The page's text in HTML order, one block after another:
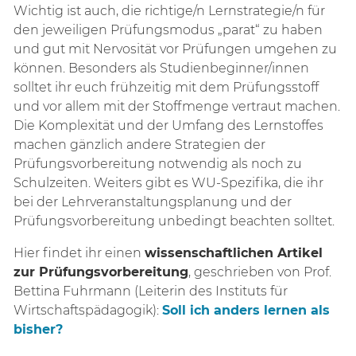
Wichtig ist auch, die richtige/n Lernstrategie/n für
den jeweiligen Prüfungsmodus „parat“ zu haben
und gut mit Nervosität vor Prüfungen umgehen zu
können. Besonders als Studienbeginner/innen
solltet ihr euch frühzeitig mit dem Prüfungsstoff
und vor allem mit der Stoffmenge vertraut machen.
Die Komplexität und der Umfang des Lernstoffes
machen gänzlich andere Strategien der
Prüfungsvorbereitung notwendig als noch zu
Schulzeiten. Weiters gibt es WU-Spezifika, die ihr
bei der Lehrveranstaltungsplanung und der
Prüfungsvorbereitung unbedingt beachten solltet.
Hier findet ihr einen wissenschaftlichen Artikel
zur Prüfungsvorbereitung, geschrieben von Prof.
Bettina Fuhrmann (Leiterin des Instituts für
Wirtschaftspädagogik): Soll ich anders lernen als
bisher?